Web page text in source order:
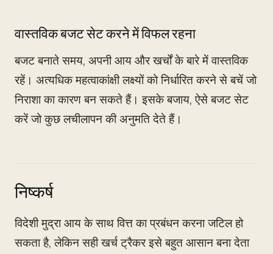
वास्तविक बजट सेट करने में विफल रहना
बजट बनाते समय, अपनी आय और खर्चों के बारे में वास्तविक
रहें। अत्यधिक महत्वाकांक्षी लक्ष्यों को निर्धारित करने से बचें जो
निराशा का कारण बन सकते हैं। इसके बजाय, ऐसे बजट सेट
करें जो कुछ लचीलापन की अनुमति देते हैं।
निष्कर्ष
विदेशी मुद्रा आय के साथ वित्त का प्रबंधन करना जटिल हो
सकता है, लेकिन सही खर्च ट्रैकर इसे बहुत आसान बना देता